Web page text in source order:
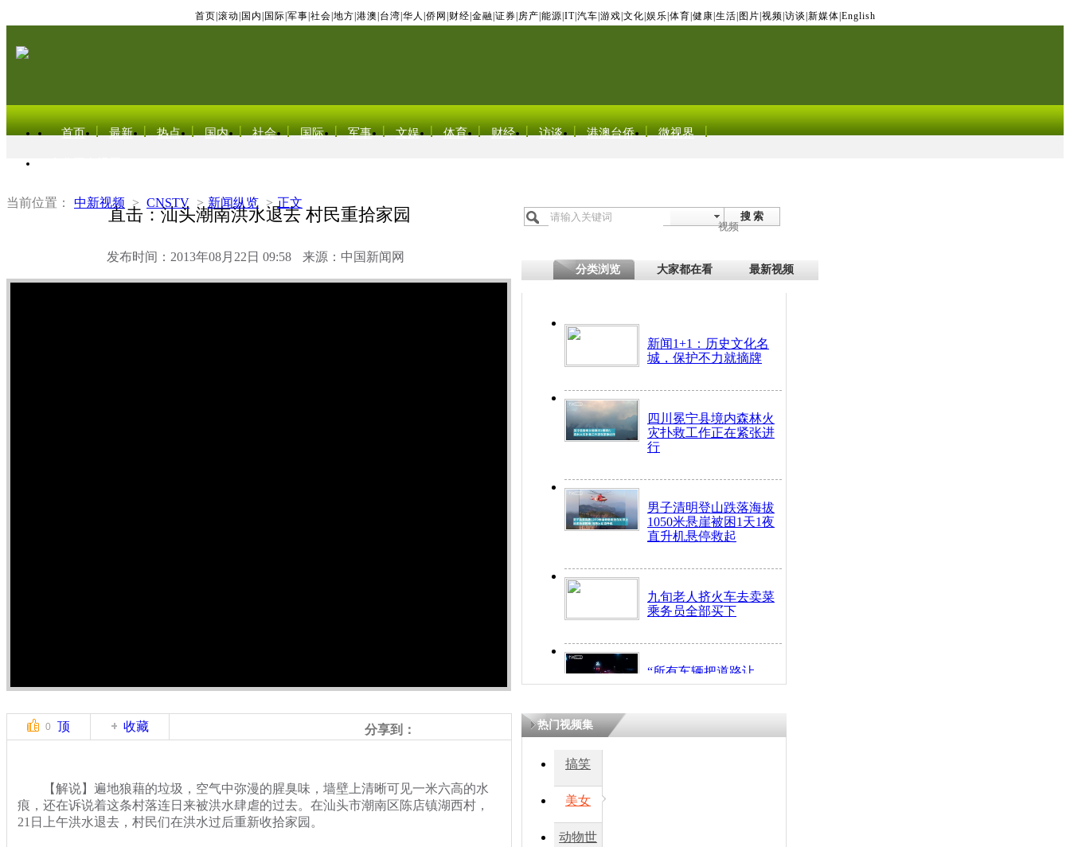
首页 滚动 国内 国际 军事 社会 地方 港澳 台湾 华人 侨网 财经 金融 证券 房产 能源 IT| 汽车 游戏 文化 娱乐 体育 健康 生活 图片 视频 访谈 新媒体 English
首页 最新 热点 国内 社会 国际 军事 文娱 体育 财经 访谈 港澳台侨 微视界
当前位置： 中新视频 > CNSTV > 新闻纵览 > 正文
直击：汕头潮南洪水退去 村民重拾家园
发布时间：2013年08月22日 09:58 来源：中国新闻网
搜 索
视频
分类浏览 大家都在看 最新视频
新闻1+1：历史文化名
城，保护不力就摘牌
四川冕宁县境内森林火
灾扑救工作正在紧张进
行
男子清明登山跌落海拔
1050米悬崖被困1天1夜
直升机悬停救起
九旬老人挤火车去卖菜
乘务员全部买下
“所有车辆把道路让
开！”儿童突发疾病交
0 顶 收藏 分享到：
【解说】遍地狼藉的垃圾，空气中弥漫的腥臭味，墙壁上清晰可见一米六高的水
痕，还在诉说着这条村落连日来被洪水肆虐的过去。在汕头市潮南区陈店镇湖西村，
21日上午洪水退去，村民们在洪水过后重新收拾家园。
热门视频集
搞笑
美女
动物世